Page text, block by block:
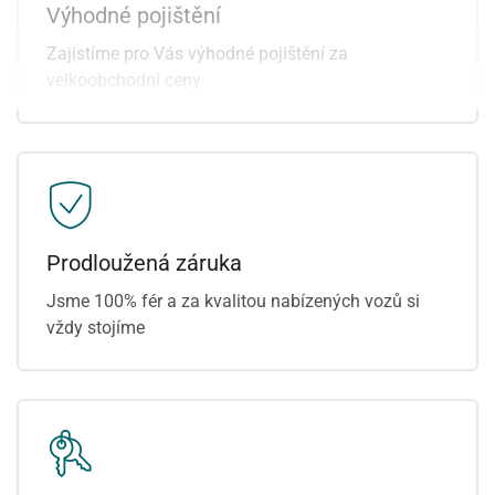
tónovaná skla
vnitřní teploměr
Výhodné pojištění
Zajistíme pro Vás výhodné pojištění za
velkoobchodní ceny
Prodloužená záruka
Jsme 100% fér a za kvalitou nabízených vozů si
vždy stojíme